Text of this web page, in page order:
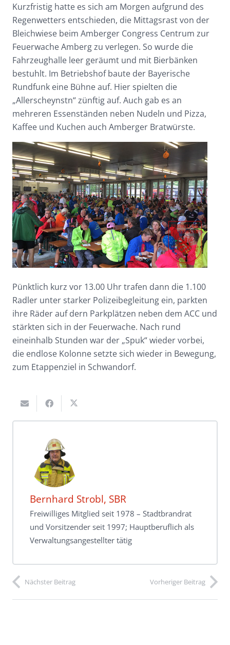
Kurzfristig hatte es sich am Morgen aufgrund des
Regenwetters entschieden, die Mittagsrast von der
Bleichwiese beim Amberger Congress Centrum zur
Feuerwache Amberg zu verlegen. So wurde die
Fahrzeughalle leer geräumt und mit Bierbänken
bestuhlt. Im Betriebshof baute der Bayerische
Rundfunk eine Bühne auf. Hier spielten die
„Allerscheynstn“ zünftig auf. Auch gab es an
mehreren Essenständen neben Nudeln und Pizza,
Kaffee und Kuchen auch Amberger Bratwürste.
Pünktlich kurz vor 13.00 Uhr trafen dann die 1.100
Radler unter starker Polizeibegleitung ein, parkten
ihre Räder auf dern Parkplätzen neben dem ACC und
stärkten sich in der Feuerwache. Nach rund
eineinhalb Stunden war der „Spuk“ wieder vorbei,
die endlose Kolonne setzte sich wieder in Bewegung,
zum Etappenziel in Schwandorf.
Bernhard Strobl, SBR
Freiwilliges Mitglied seit 1978 – Stadtbrandrat
und Vorsitzender seit 1997; Hauptberuflich als
Verwaltungsangestellter tätig
Nächster Beitrag Vorheriger Beitrag